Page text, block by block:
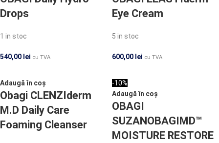
Drops
1 in stoc
540,00 lei cu TVA
Eye Cream
5 in stoc
600,00 lei cu TVA
Adaugă în coș
Obagi CLENZIderm
M.D Daily Care
Foaming Cleanser
-10%
Adaugă în coș
OBAGI
SUZANOBAGIMD™
MOISTURE RESTORE